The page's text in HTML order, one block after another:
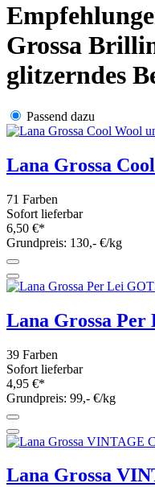
Grossa
glitzerndes
Passend dazu
Lana Grossa
71 Farben
Sofort lieferbar
6,50 €*
Grundpreis: 130,- €/kg
Lana Grossa Per
39 Farben
Sofort lieferbar
4,95 €*
Grundpreis: 99,- €/kg
Lana Grossa